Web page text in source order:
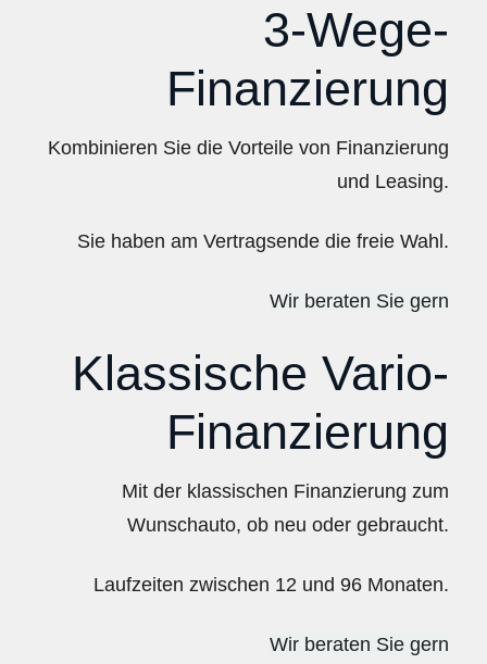
3-Wege-
Finanzierung
Kombinieren Sie die Vorteile von Finanzierung
und Leasing.
Sie haben am Vertragsende die freie Wahl.
Wir beraten Sie gern
Klassische Vario-
Finanzierung
Mit der klassischen Finanzierung zum
Wunschauto, ob neu oder gebraucht.
Laufzeiten zwischen 12 und 96 Monaten.
Wir beraten Sie gern